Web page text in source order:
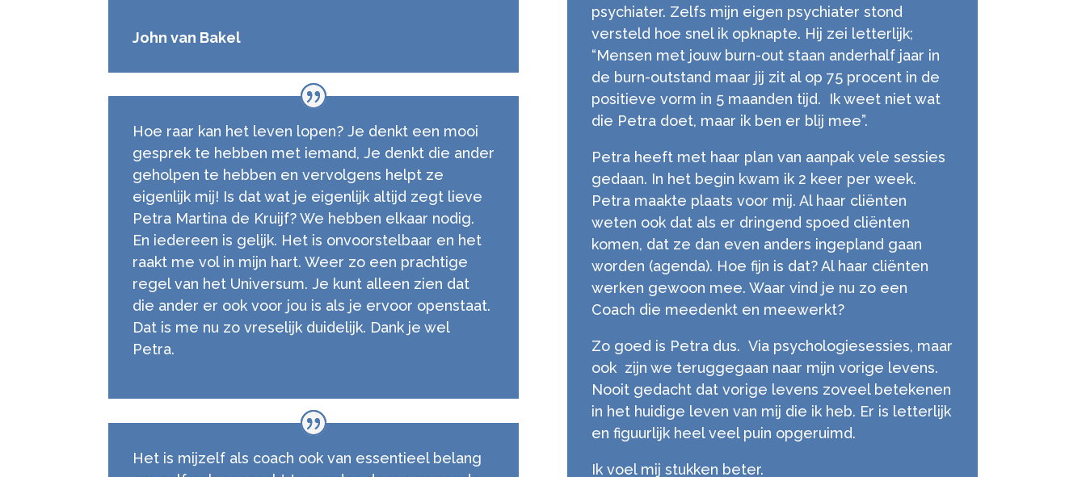
John van Bakel
Hoe raar kan het leven lopen? Je denkt een mooi
gesprek te hebben met iemand, Je denkt die ander
geholpen te hebben en vervolgens helpt ze
eigenlijk mij! Is dat wat je eigenlijk altijd zegt lieve
Petra Martina de Kruijf? We hebben elkaar nodig.
En iedereen is gelijk. Het is onvoorstelbaar en het
raakt me vol in mijn hart. Weer zo een prachtige
regel van het Universum. Je kunt alleen zien dat
die ander er ook voor jou is als je ervoor openstaat.
Dat is me nu zo vreselijk duidelijk. Dank je wel
Petra.
Het is mijzelf als coach ook van essentieel belang
psychiater. Zelfs mijn eigen psychiater stond
versteld hoe snel ik opknapte. Hij zei letterlijk;
“Mensen met jouw burn-out staan anderhalf jaar in
de burn-outstand maar jij zit al op 75 procent in de
positieve vorm in 5 maanden tijd. Ik weet niet wat
die Petra doet, maar ik ben er blij mee”.
Petra heeft met haar plan van aanpak vele sessies
gedaan. In het begin kwam ik 2 keer per week.
Petra maakte plaats voor mij. Al haar cliënten
weten ook dat als er dringend spoed cliënten
komen, dat ze dan even anders ingepland gaan
worden (agenda). Hoe fijn is dat? Al haar cliënten
werken gewoon mee. Waar vind je nu zo een
Coach die meedenkt en meewerkt?
Zo goed is Petra dus. Via psychologiesessies, maar
ook zijn we teruggegaan naar mijn vorige levens.
Nooit gedacht dat vorige levens zoveel betekenen
in het huidige leven van mij die ik heb. Er is letterlijk
en figuurlijk heel veel puin opgeruimd.
Ik voel mij stukken beter.